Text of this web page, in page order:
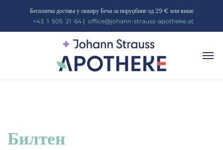
Бесплатна достава у оквиру Беча за поруџбине од 29 € или више
+43 1 505_ 21 64| office@johann-strauss-apotheke.at
Билтен